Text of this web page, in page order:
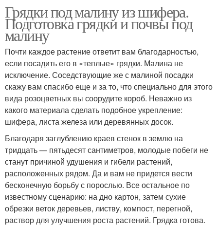
Грядки под малину из шифера.
Подготовка грядки и почвы под
малину
Почти каждое растение ответит вам благодарностью,
если посадить его в «теплые» грядки. Малина не
исключение. Соседствующие же с малиной посадки
скажу вам спасибо еще и за то, что специально для этого
вида розоцветных вы соорудите короб. Неважно из
какого материала сделать подобное укрепление:
шифера, листа железа или деревянных досок.
Благодаря заглублению краев стенок в землю на
тридцать — пятьдесят сантиметров, молодые побеги не
станут причиной удушения и гибели растений,
расположенных рядом. Да и вам не придется вести
бесконечную борьбу с порослью. Все остальное по
известному сценарию: на дно картон, затем сухие
обрезки веток деревьев, листву, компост, перегной,
раствор для улучшения роста растений. Грядка готова.